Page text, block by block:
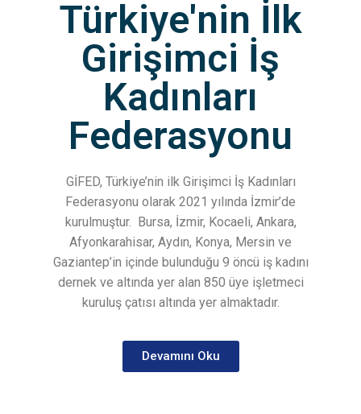
Türkiye'nin İlk
Girişimci İş
Kadınları
Federasyonu
GİFED, Türkiye’nin ilk Girişimci İş Kadınları
Federasyonu olarak 2021 yılında İzmir’de
kurulmuştur. Bursa, İzmir, Kocaeli, Ankara,
Afyonkarahisar, Aydın, Konya, Mersin ve
Gaziantep’in içinde bulunduğu 9 öncü iş kadını
dernek ve altında yer alan 850 üye işletmeci
kuruluş çatısı altında yer almaktadır.
Devamını Oku